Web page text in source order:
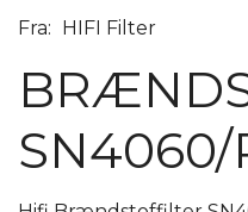
Fra: HIFI Filter